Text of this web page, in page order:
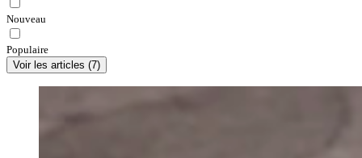
Nouveau
Populaire
Voir les articles (7)